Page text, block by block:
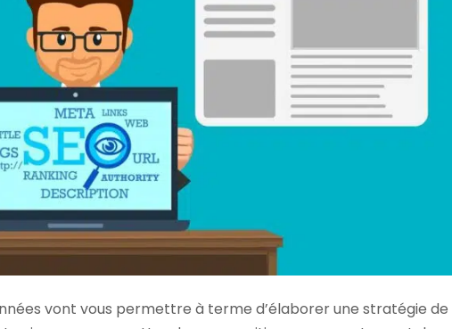
vont vous permettre à terme d’élaborer une stratégie de